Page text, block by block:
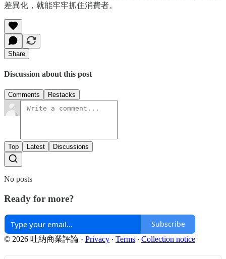
差異化，就能牢牢抓住消費者。
Share
Discussion about this post
Comments Restacks
Top Latest Discussions
No posts
Ready for more?
Subscribe
© 2026 吐納商業評論 · Privacy ∙ Terms ∙ Collection notice